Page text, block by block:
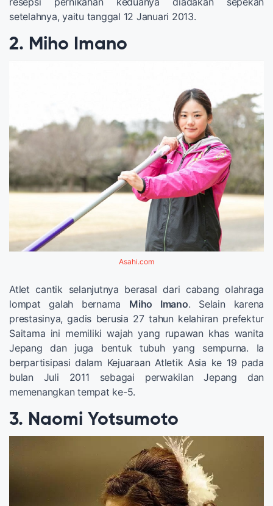
setelahnya, yaitu tanggal 12 Januari 2013.
2. Miho Imano
Asahi.com
Atlet cantik selanjutnya berasal dari cabang olahraga
lompat galah bernama Miho Imano. Selain karena
prestasinya, gadis berusia 27 tahun kelahiran prefektur
Saitama ini memiliki wajah yang rupawan khas wanita
Jepang dan juga bentuk tubuh yang sempurna. Ia
berpartisipasi dalam Kejuaraan Atletik Asia ke 19 pada
bulan Juli 2011 sebagai perwakilan Jepang dan
memenangkan tempat ke-5.
3. Naomi Yotsumoto